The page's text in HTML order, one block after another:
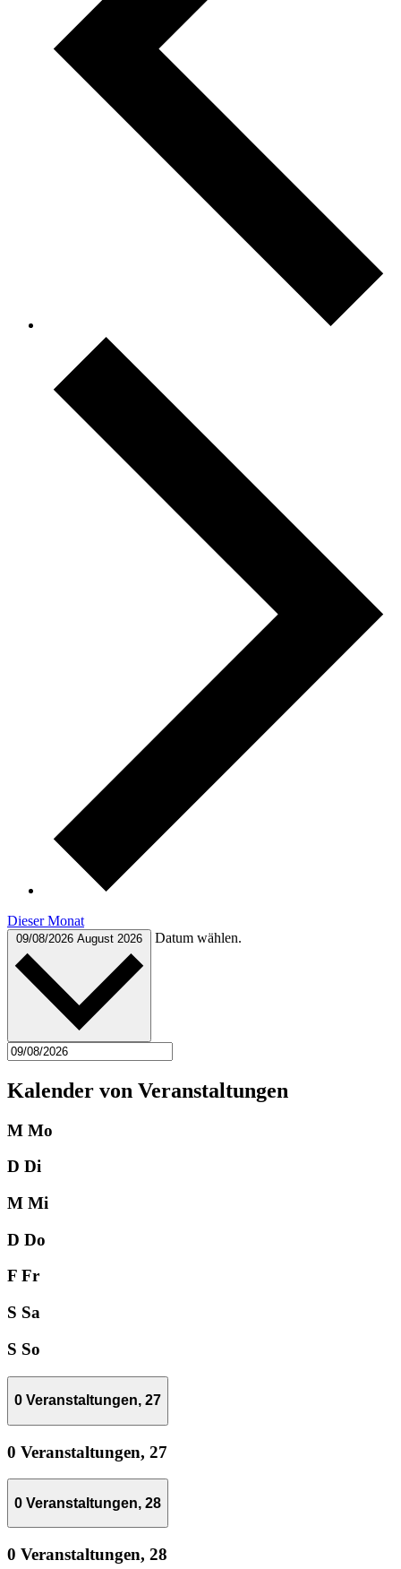
Dieser Monat
09/08/2026 August 2026 Datum wählen.
Kalender von Veranstaltungen
M Mo
D Di
M Mi
D Do
F Fr
S Sa
S So
0 Veranstaltungen, 27
0 Veranstaltungen, 27
0 Veranstaltungen, 28
0 Veranstaltungen, 28